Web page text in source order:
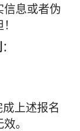
信息或者伪
：
上述报名
。